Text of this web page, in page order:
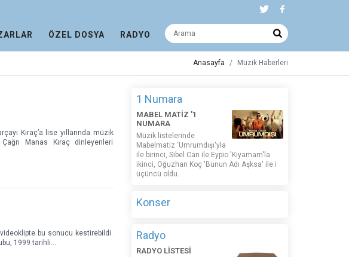
ÖZEL DOSYA RADYO
Anasayfa Müzik Haberleri
Kıraç’a lise yıllarında müzik
Manas Kıraç dinleyenleri
bu sonucu kestirebildi.
1999 tarihli...
1 Numara
MABEL MATİZ '1
NUMARA
Müzik listelerinde
Mabelmatiz ‘Umrumdışı'yla
ile birinci, Sibel Can ile Eypio 'Kıyamam'la
ikinci, Oğuzhan Koç 'Bunun Adı Aşksa' ile i
üçüncü oldu.
Konser
Radyo
RADYO LİSTESİ